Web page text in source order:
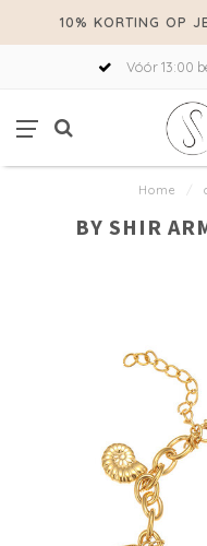
10% KORTING OP
Vóór 13:00
Home /
BY SHIR